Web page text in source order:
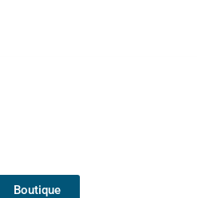
Boutique